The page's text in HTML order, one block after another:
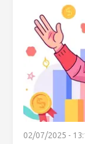
02/07/2025 -